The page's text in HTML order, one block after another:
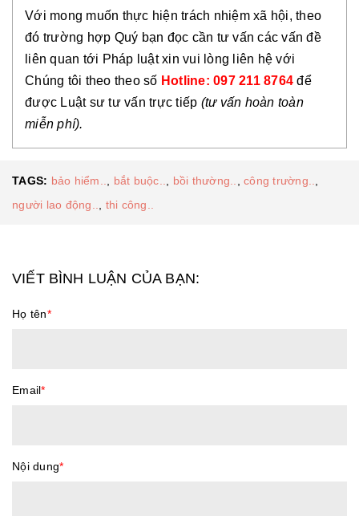
Với mong muốn thực hiện trách nhiệm xã hội, theo
đó trường hợp Quý bạn đọc cần tư vấn các vấn đề
liên quan tới Pháp luật xin vui lòng liên hệ với
Chúng tôi theo theo số Hotline: 097 211 8764 để
được Luật sư tư vấn trực tiếp (tư vấn hoàn toàn
miễn phí).
TAGS: bảo hiểm.. bắt buộc.. bồi thường.. công trường..
người lao động..
thi công..
VIẾT BÌNH LUẬN CỦA BẠN:
Họ tên*
Email*
Nội dung*